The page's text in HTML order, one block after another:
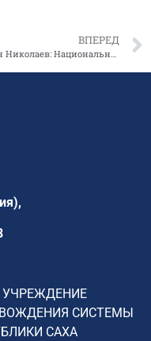
ВПЕРЕД
Айсен Николаев: Национальный проект «Образование» – важнейший проект, затрагивающий практически каждого жителя республики
УЧРЕЖДЕНИЕ
СИСТЕМЫ
САХА